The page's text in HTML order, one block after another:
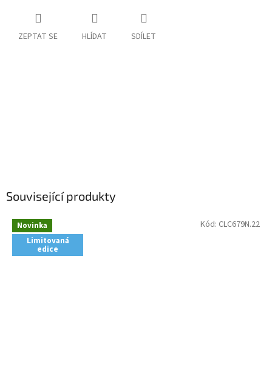
ZEPTAT SE HLÍDAT SDÍLET
Související produkty
Novinka
Limitovaná
edice
Kód: CLC679N.22